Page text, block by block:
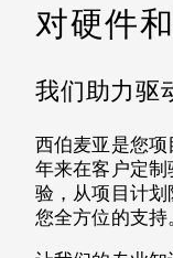
对硬件
我们助力驱
西伯麦亚是您
年来在客户定
验，从项目计
您全方位的支持